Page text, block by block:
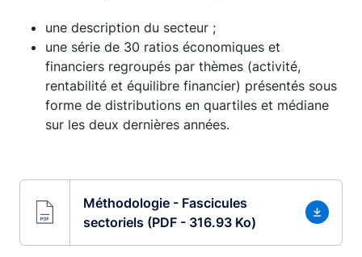
une description du secteur ;
une série de 30 ratios économiques et
financiers regroupés par thèmes (activité,
rentabilité et équilibre financier) présentés sous
forme de distributions en quartiles et médiane
sur les deux dernières années.
Méthodologie - Fascicules
sectoriels (PDF - 316.93 Ko)